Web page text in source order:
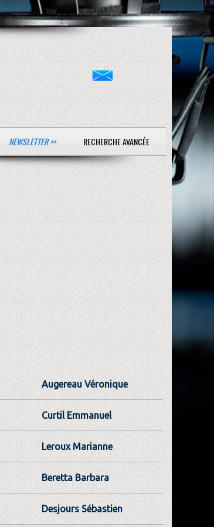
NEWSLETTER >> RECHERCHE AVANCÉE
Augereau Véronique
Curtil Emmanuel
Leroux Marianne
Beretta Barbara
Desjours Sébastien